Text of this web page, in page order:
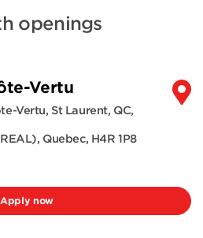
openings
Vertu
Vertu, St Laurent, QC,
, Quebec, H4R 1P8
Apply now